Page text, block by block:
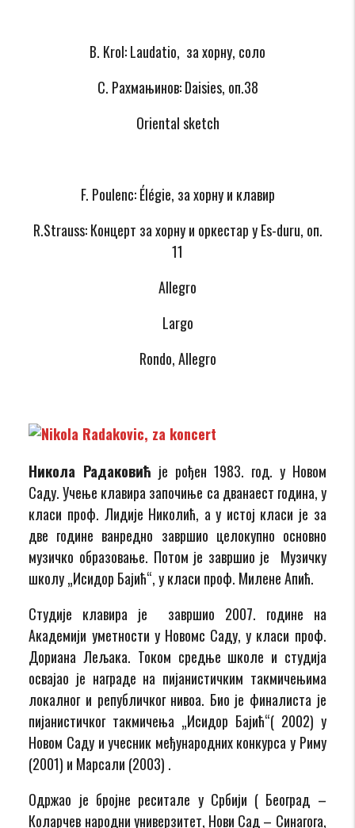
B. Krol: Laudatio, за хорну, соло
C. Рахмањинов: Daisies, oп.38
Oriental sketch
F. Poulenc: Élégie, за хорну и клавир
R.Strauss: Концерт за хорну и оркестар у Es-duru, oп.
11
Allegro
Largo
Rondo, Allegro
Никола Радаковић је рођен 1983. год. у Новом
Саду. Учење клавира започиње са дванаест година, у
класи проф. Лидије Николић, а у истој класи је за
две године ванредно завршио целокупно основно
музичко образовање. Потом је завршио је Музичку
школу „Исидор Бајић“, у класи проф. Милене Апић.
Студије клавира је завршио 2007. године на
Академији уметности у Новомс Саду, у класи проф.
Дориана Лељака. Током средње школе и студија
освајао је награде на пијанистичким такмичењима
локалног и републичког нивоа. Био је финалиста је
пијанистичког такмичења „Исидор Бајић“( 2002) у
Новом Саду и учесник међународних конкурса у Риму
(2001) и Марсали (2003) .
Одржао је бројне реситале у Србији ( Београд –
Коларчев народни универзитет, Нови Сад – Синагога,